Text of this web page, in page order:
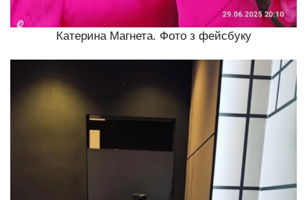
Катерина Магнета. Фото з фейсбуку